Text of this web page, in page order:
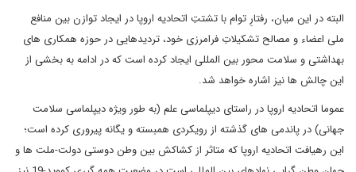
البته در این میان، رفتارِ توام با تشتتِ اتحادیه اروپا در ایجاد توازن بین منافع
ملی اعضاء و مصالح تشکیلاتِ فرامرزی خود، تردیدهایی در حوزه همکاری های
بهداشتی و سلامت محور بین المللی ایجاد کرده است که در ادامه به بخشی از
این چالش ها نیز اشاره خواهد شد.
عموما اتحادیه اروپا در راستای دیپلماسی علم (به طور ویژه دیپلماسی سلامت
جهانی) در پاندمی های گذشته از رویکردی همبسته و یگانه پیروری کرده است؛
این رهیافت اتحادیه اروپا که متاثر از کشاکش بین وطن دوستی دولت-ملت ها و